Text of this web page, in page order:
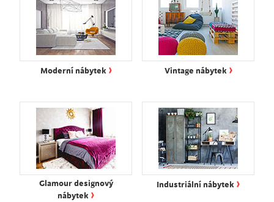
Moderní nábytek › Vintage nábytek ›
Glamour designový
nábytek ›
Industriální nábytek ›